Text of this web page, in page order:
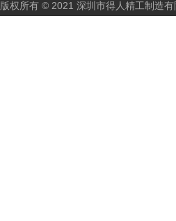
版权所有 © 2021 深圳市得人精工制造